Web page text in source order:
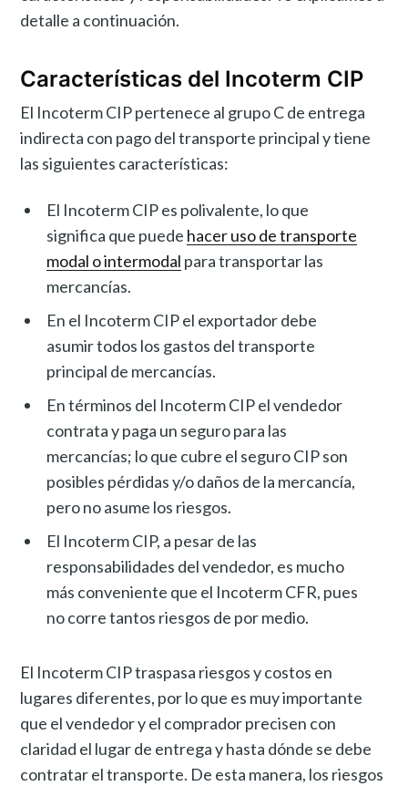
detalle a continuación.
Características del Incoterm CIP
El Incoterm CIP pertenece al grupo C de entrega
indirecta con pago del transporte principal y tiene
las siguientes características:
El Incoterm CIP es polivalente, lo que
significa que puede hacer uso de transporte
modal o intermodal para transportar las
mercancías.
En el Incoterm CIP el exportador debe
asumir todos los gastos del transporte
principal de mercancías.
En términos del Incoterm CIP el vendedor
contrata y paga un seguro para las
mercancías; lo que cubre el seguro CIP son
posibles pérdidas y/o daños de la mercancía,
pero no asume los riesgos.
El Incoterm CIP, a pesar de las
responsabilidades del vendedor, es mucho
más conveniente que el Incoterm CFR, pues
no corre tantos riesgos de por medio.
El Incoterm CIP traspasa riesgos y costos en
lugares diferentes, por lo que es muy importante
que el vendedor y el comprador precisen con
claridad el lugar de entrega y hasta dónde se debe
contratar el transporte. De esta manera, los riesgos